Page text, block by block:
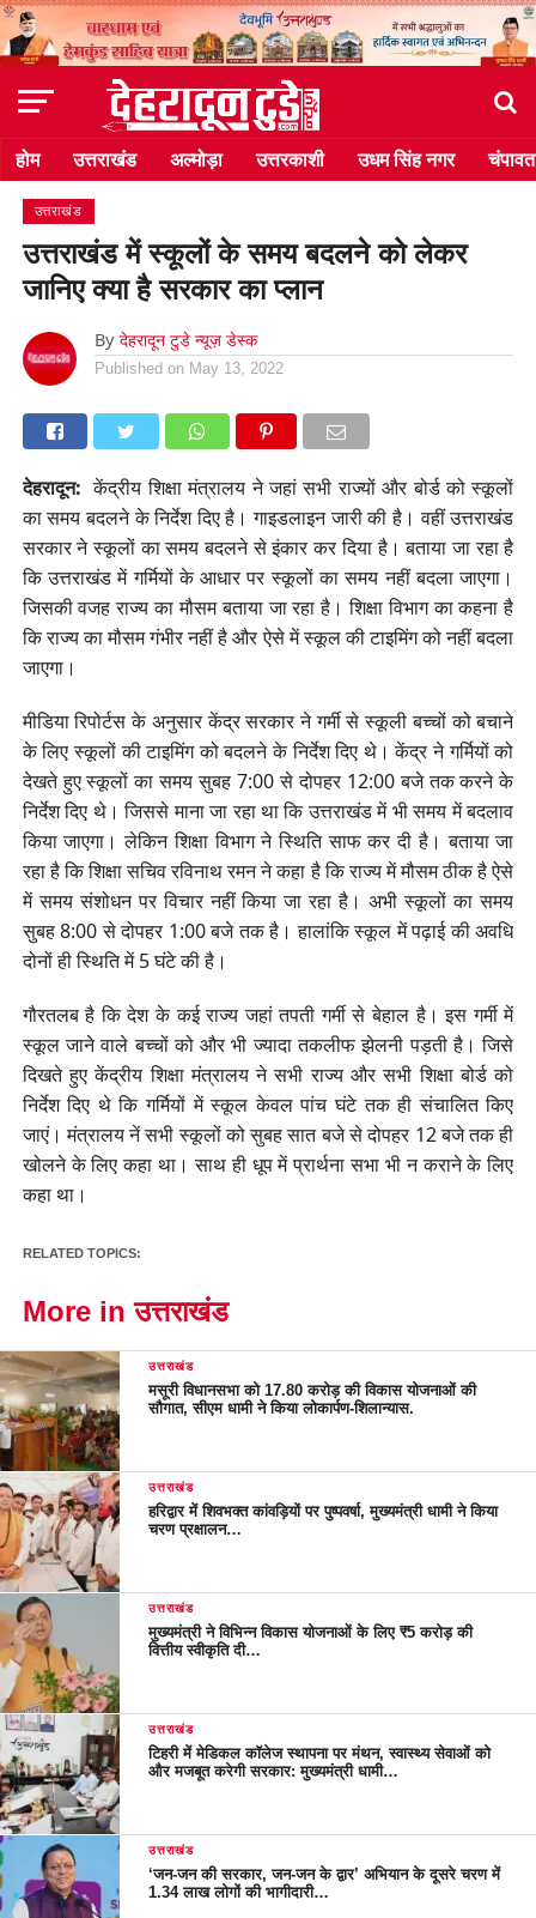
होम उत्तराखंड अल्मोड़ा उत्तरकाशी उधम सिंह नगर चंपावत
उत्तराखंड
उत्तराखंड में स्कूलों के समय बदलने को लेकर
जानिए क्या है सरकार का प्लान
By देहरादून टुडे न्यूज़ डेस्क
Published on May 13, 2022
देहरादून: केंद्रीय शिक्षा मंत्रालय ने जहां सभी राज्यों और बोर्ड को स्कूलों
का समय बदलने के निर्देश दिए है। गाइडलाइन जारी की है। वहीं उत्तराखंड
सरकार ने स्कूलों का समय बदलने से इंकार कर दिया है। बताया जा रहा है
कि उत्तराखंड में गर्मियों के आधार पर स्कूलों का समय नहीं बदला जाएगा।
जिसकी वजह राज्य का मौसम बताया जा रहा है। शिक्षा विभाग का कहना है
कि राज्य का मौसम गंभीर नहीं है और ऐसे में स्कूल की टाइमिंग को नहीं बदला
जाएगा।
मीडिया रिपोर्टस के अनुसार केंद्र सरकार ने गर्मी से स्कूली बच्चों को बचाने
के लिए स्कूलों की टाइमिंग को बदलने के निर्देश दिए थे। केंद्र ने गर्मियों को
देखते हुए स्कूलों का समय सुबह 7:00 से दोपहर 12:00 बजे तक करने के
निर्देश दिए थे। जिससे माना जा रहा था कि उत्तराखंड में भी समय में बदलाव
किया जाएगा। लेकिन शिक्षा विभाग ने स्थिति साफ कर दी है। बताया जा
रहा है कि शिक्षा सचिव रविनाथ रमन ने कहा है कि राज्य में मौसम ठीक है ऐसे
में समय संशोधन पर विचार नहीं किया जा रहा है। अभी स्कूलों का समय
सुबह 8:00 से दोपहर 1:00 बजे तक है। हालांकि स्कूल में पढ़ाई की अवधि
दोनों ही स्थिति में 5 घंटे की है।
गौरतलब है कि देश के कई राज्य जहां तपती गर्मी से बेहाल है। इस गर्मी में
स्कूल जाने वाले बच्चों को और भी ज्यादा तकलीफ झेलनी पड़ती है। जिसे
दिखते हुए केंद्रीय शिक्षा मंत्रालय ने सभी राज्य और सभी शिक्षा बोर्ड को
निर्देश दिए थे कि गर्मियों में स्कूल केवल पांच घंटे तक ही संचालित किए
जाएं। मंत्रालय नें सभी स्कूलों को सुबह सात बजे से दोपहर 12 बजे तक ही
खोलने के लिए कहा था। साथ ही धूप में प्रार्थना सभा भी न कराने के लिए
कहा था।
RELATED TOPICS:
More in उत्तराखंड
उत्तराखंड
मसूरी विधानसभा को 17.80 करोड़ की विकास योजनाओं की
सौगात, सीएम धामी ने किया लोकार्पण-शिलान्यास.
उत्तराखंड
हरिद्वार में शिवभक्त कांवड़ियों पर पुष्पवर्षा, मुख्यमंत्री धामी ने किया
चरण प्रक्षालन…
उत्तराखंड
मुख्यमंत्री ने विभिन्न विकास योजनाओं के लिए ₹5 करोड़ की
वित्तीय स्वीकृति दी…
उत्तराखंड
टिहरी में मेडिकल कॉलेज स्थापना पर मंथन, स्वास्थ्य सेवाओं को
और मजबूत करेगी सरकार: मुख्यमंत्री धामी…
उत्तराखंड
‘जन-जन की सरकार, जन-जन के द्वार’ अभियान के दूसरे चरण में
1.34 लाख लोगों की भागीदारी…